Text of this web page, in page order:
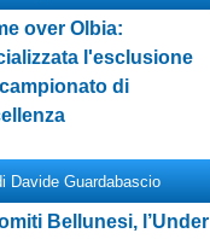
over Olbia:
l'esclusione
di
Davide Guardabascio
Bellunesi, l’Under